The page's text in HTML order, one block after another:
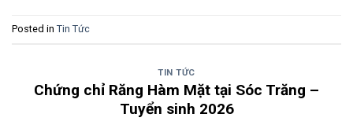
Posted in Tin Tức
TIN TỨC
Chứng chỉ Răng Hàm Mặt tại Sóc Trăng –
Tuyển sinh 2026